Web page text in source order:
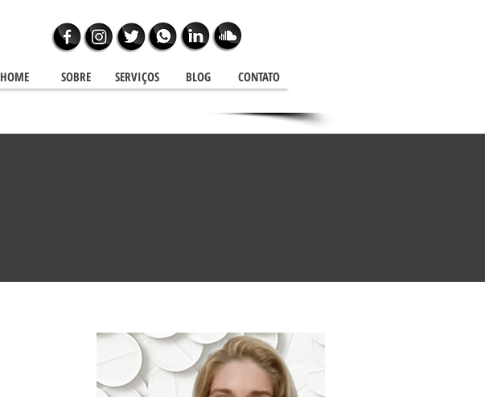
HOME SOBRE SERVIÇOS BLOG CONTATO